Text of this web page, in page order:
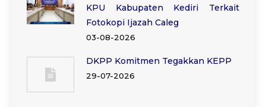
KPU Kabupaten Kediri Terkait
Fotokopi Ijazah Caleg
03-08-2026
DKPP Komitmen Tegakkan KEPP
29-07-2026